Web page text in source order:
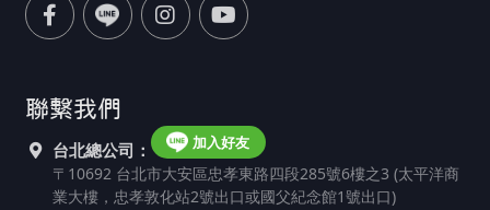
聯繫我們
台北總公司： 加入好友
〒10692 台北市大安區忠孝東路四段285號6樓之3 (太平洋商
業大樓，忠孝敦化站2號出口或國父紀念館1號出口)